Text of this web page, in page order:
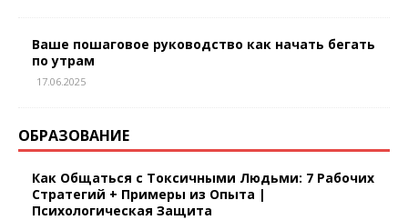
Ваше пошаговое руководство как начать бегать
по утрам
17.06.2025
ОБРАЗОВАНИЕ
Как Общаться с Токсичными Людьми: 7 Рабочих
Стратегий + Примеры из Опыта |
Психологическая Защита